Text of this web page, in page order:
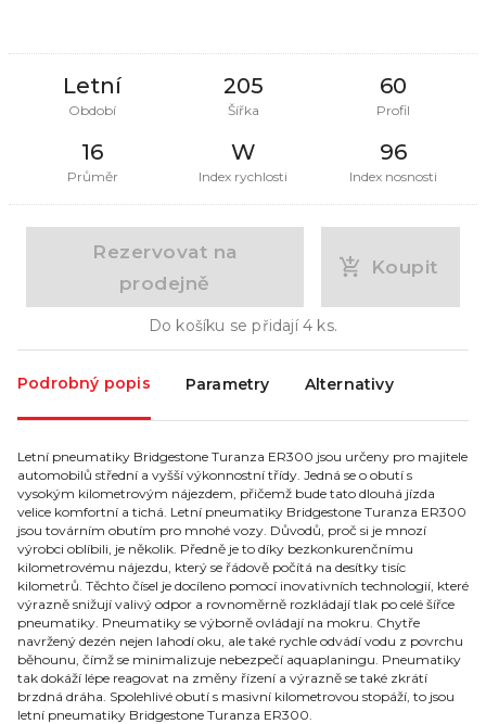
Letní
Období
205
Šířka
60
Profil
16
Průměr
W
Index rychlosti
96
Index nosnosti
Rezervovat na
prodejně
Koupit
Do košíku se přidají4 ks.
Podrobný popis Parametry Alternativy
Letní pneumatiky Bridgestone Turanza ER300 jsou určeny pro majitele
automobilů střední a vyšší výkonnostní třídy. Jedná se o obutí s
vysokým kilometrovým nájezdem, přičemž bude tato dlouhá jízda
velice komfortní a tichá. Letní pneumatiky Bridgestone Turanza ER300
jsou továrním obutím pro mnohé vozy. Důvodů, proč si je mnozí
výrobci oblíbili, je několik. Předně je to díky bezkonkurenčnímu
kilometrovému nájezdu, který se řádově počítá na desítky tisíc
kilometrů. Těchto čísel je docíleno pomocí inovativních technologií, které
výrazně snižují valivý odpor a rovnoměrně rozkládají tlak po celé šířce
pneumatiky. Pneumatiky se výborně ovládají na mokru. Chytře
navržený dezén nejen lahodí oku, ale také rychle odvádí vodu z povrchu
běhounu, čímž se minimalizuje nebezpečí aquaplaningu. Pneumatiky
tak dokáží lépe reagovat na změny řízení a výrazně se také zkrátí
brzdná dráha. Spolehlivé obutí s masivní kilometrovou stopáží, to jsou
letní pneumatiky Bridgestone Turanza ER300.